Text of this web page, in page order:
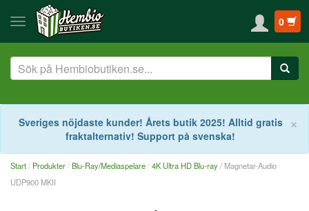
0
×
Sveriges nöjdaste kunder! Årets butik 2025! Alltid gratis
fraktalternativ! Support på svenska!
Start Produkter Blu-Ray/Mediaspelare 4K Ultra HD Blu-ray/ Magnetar-Audio
UDP900 MKII